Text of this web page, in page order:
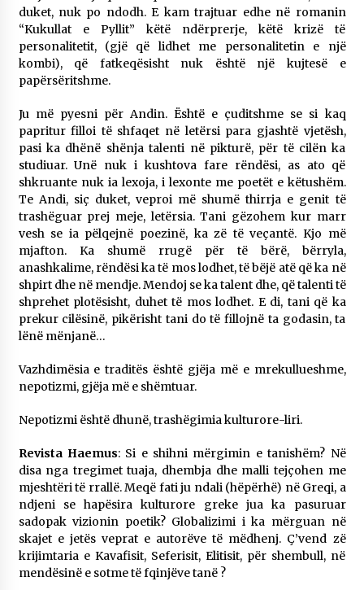
duket, nuk po ndodh. E kam trajtuar edhe në romanin
“Kukullat e Pyllit” këtë ndërprerje, këtë krizë të
personalitetit, (gjë që lidhet me personalitetin e një
kombi), që fatkeqësisht nuk është një kujtesë e
papërsëritshme.
Ju më pyesni për Andin. Është e çuditshme se si kaq
papritur filloi të shfaqet në letërsi para gjashtë vjetësh,
pasi ka dhënë shënja talenti në pikturë, për të cilën ka
studiuar. Unë nuk i kushtova fare rëndësi, as ato që
shkruante nuk ia lexoja, i lexonte me poetët e këtushëm.
Te Andi, siç duket, veproi më shumë thirrja e genit të
trashëguar prej meje, letërsia. Tani gëzohem kur marr
vesh se ia pëlqejnë poezinë, ka zë të veçantë. Kjo më
mjafton. Ka shumë rrugë për të bërë, bërryla,
anashkalime, rëndësi ka të mos lodhet, të bëjë atë që ka në
shpirt dhe në mendje. Mendoj se ka talent dhe, që talenti të
shprehet plotësisht, duhet të mos lodhet. E di, tani që ka
prekur cilësinë, pikërisht tani do të fillojnë ta godasin, ta
lënë mënjanë…
Vazhdimësia e traditës është gjëja më e mrekullueshme,
nepotizmi, gjëja më e shëmtuar.
Nepotizmi është dhunë, trashëgimia kulturore-liri.
Revista Haemus: Si e shihni mërgimin e tanishëm? Në
disa nga tregimet tuaja, dhembja dhe malli tejçohen me
mjeshtëri të rrallë. Meqë fati ju ndali (hëpërhë) në Greqi, a
ndjeni se hapësira kulturore greke jua ka pasuruar
sadopak vizionin poetik? Globalizimi i ka mërguan në
skajet e jetës veprat e autorëve të mëdhenj. Ç’vend zë
krijimtaria e Kavafisit, Seferisit, Elitisit, për shembull, në
mendësinë e sotme të fqinjëve tanë ?